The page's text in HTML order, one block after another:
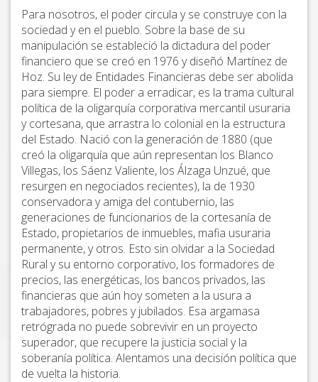
Para nosotros, el poder circula y se construye con la
sociedad y en el pueblo. Sobre la base de su
manipulación se estableció la dictadura del poder
financiero que se creó en 1976 y diseñó Martínez de
Hoz. Su ley de Entidades Financieras debe ser abolida
para siempre. El poder a erradicar, es la trama cultural
política de la oligarquía corporativa mercantil usuraria
y cortesana, que arrastra lo colonial en la estructura
del Estado. Nació con la generación de 1880 (que
creó la oligarquía que aún representan los Blanco
Villegas, los Sáenz Valiente, los Álzaga Unzué, que
resurgen en negociados recientes), la de 1930
conservadora y amiga del contubernio, las
generaciones de funcionarios de la cortesanía de
Estado, propietarios de inmuebles, mafia usuraria
permanente, y otros. Esto sin olvidar a la Sociedad
Rural y su entorno corporativo, los formadores de
precios, las energéticas, los bancos privados, las
financieras que aún hoy someten a la usura a
trabajadores, pobres y jubilados. Esa argamasa
retrógrada no puede sobrevivir en un proyecto
superador, que recupere la justicia social y la
soberanía política. Alentamos una decisión política que
de vuelta la historia.